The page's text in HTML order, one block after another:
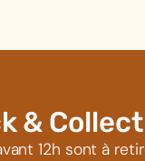
& Collect
12h sont à